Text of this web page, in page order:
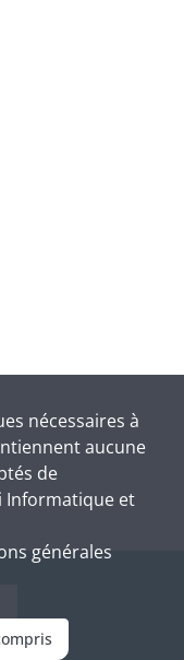
nécessaires à
aucune
de
Informatique et
générales